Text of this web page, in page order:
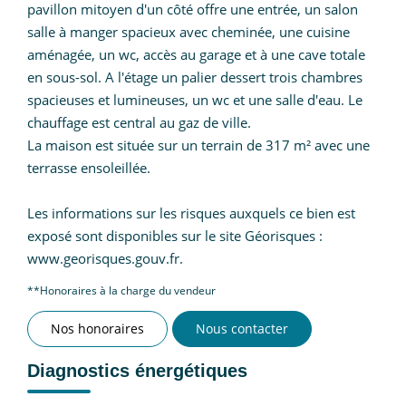
pavillon mitoyen d'un côté offre une entrée, un salon
salle à manger spacieux avec cheminée, une cuisine
aménagée, un wc, accès au garage et à une cave totale
en sous-sol. A l'étage un palier dessert trois chambres
spacieuses et lumineuses, un wc et une salle d'eau. Le
chauffage est central au gaz de ville.
La maison est située sur un terrain de 317 m² avec une
terrasse ensoleillée.
Les informations sur les risques auxquels ce bien est
exposé sont disponibles sur le site Géorisques :
www.georisques.gouv.fr.
**Honoraires à la charge du vendeur
Nos honoraires Nous contacter
Diagnostics énergétiques